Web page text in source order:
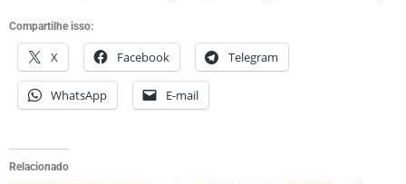
Compartilhe isso:
X Facebook Telegram
WhatsApp E-mail
Relacionado